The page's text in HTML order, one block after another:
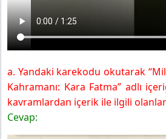
a. Yandaki karekodu okutarak
Kahramanı: Kara Fatma” adlı
kavramlardan içerik ile ilgili
Cevap: